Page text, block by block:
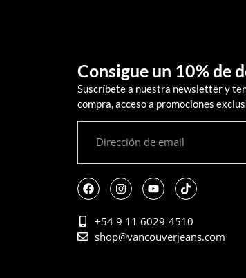
Consigue un 10% de
Suscríbete a nuestra newsletter y
compra, acceso a promociones
+54 9 11 6029-4510
shop@vancouverjeans.com